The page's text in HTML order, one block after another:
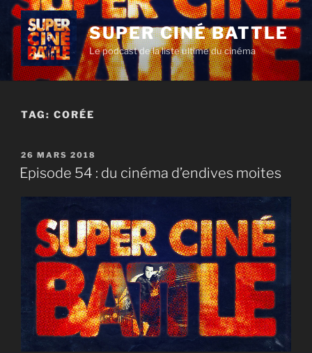
Aller
contenu
principal
SUPER CINÉ BATTLE
Le podcast de la liste ultime du cinéma
TAG: CORÉE
PUBLIÉ
LE
26 MARS 2018
Episode 54 : du cinéma d’endives moites